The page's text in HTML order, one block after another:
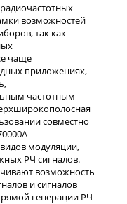
возможностей
так как
чаще
приложениях,
частотным
совместно
модуляции,
РЧ сигналов.
возможность
и сигналов
генерации РЧ